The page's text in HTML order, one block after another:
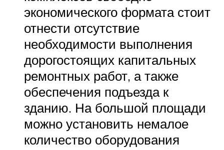
экономического формата стоит
отнести отсутствие
необходимости выполнения
дорогостоящих капитальных
ремонтных работ, а также
обеспечения подъезда к
зданию. На большой площади
можно установить немалое
количество оборудования